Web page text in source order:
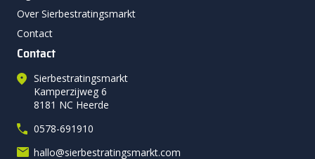
Over Sierbestratingsmarkt
Contact
Contact
Sierbestratingsmarkt
Kamperzijweg 6
8181 NC Heerde
0578-691910
hallo@sierbestratingsmarkt.com